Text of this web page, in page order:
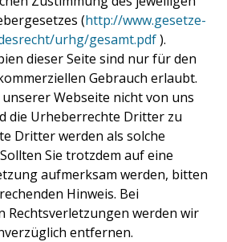
(http://www.gesetze-
urhg/gesamt.pdf).
dieser Seite sind nur für den
Gebrauch erlaubt.
Webseite nicht von uns
die Urheberrechte Dritter zu
Dritter werden als solche
Sie trotzdem auf eine
aufmerksam werden, bitten
Hinweis. Bei
Rechtsverletzungen werden wir
entfernen.